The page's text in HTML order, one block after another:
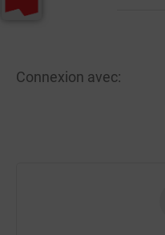
Connexion avec: